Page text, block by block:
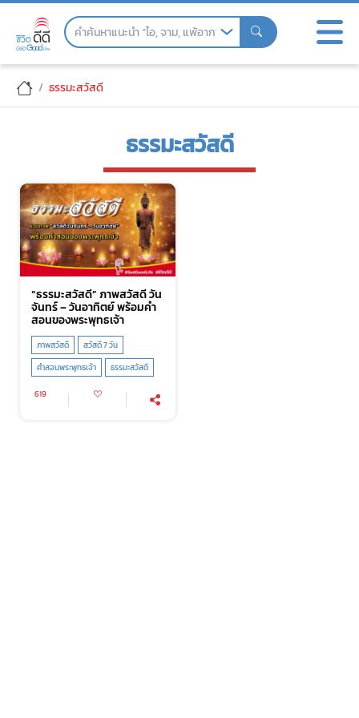
Skip
ธรรมะสวัสดี
ธรรมะสวัสดี
“ธรรมะสวัสดี” ภาพสวัสดี วัน
จันทร์ – วันอาทิตย์ พร้อมคำ
สอนของพระพุทธเจ้า
ภาพสวัสดี
สวัสดี 7 วัน
คำสอนพระพุทธเจ้า
ธรรมะสวัสดี
619